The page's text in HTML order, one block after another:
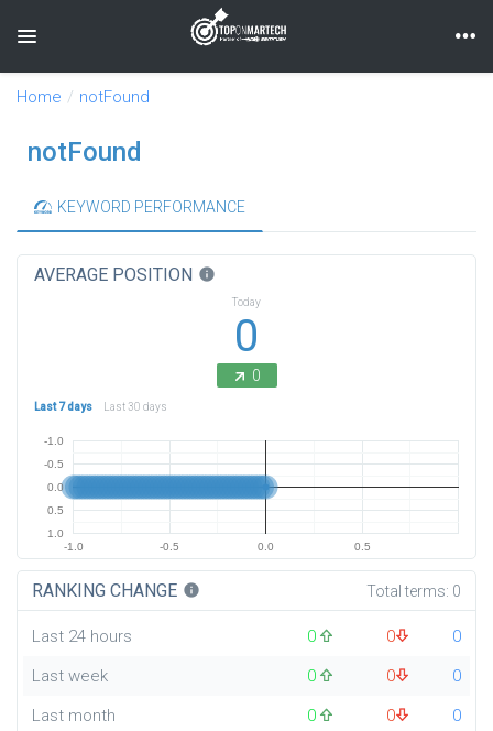
Toggle navigation
Home notFound
notFound
KEYWORD PERFORMANCE
AVERAGE POSITION info
Today
0
0
Last 7 days Last 30 days
-1.0 -0.5 0.0 0.5
-1.0
-0.5
0.0
0.5
1.0
RANKING CHANGE info Total terms: 0
Last 24 hours 0 0
0
Last week
0 0
0
Last month
0 0 0